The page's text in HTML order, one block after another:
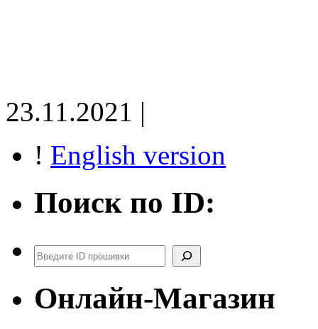
23.11.2021 |
! English version
Поиск по ID:
Поиск
Онлайн-Магазин